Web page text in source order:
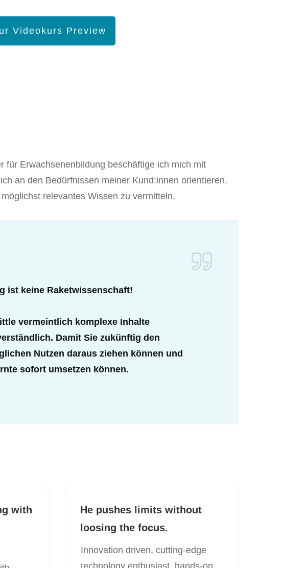
Videokurs Preview
für Erwachsenenbildung beschäftige ich mich mit
an den Bedürfnissen meiner Kund:innen orientieren.
relevantes Wissen zu vermitteln.
ist keine Raketwissenschaft!
vermeintlich komplexe Inhalte
Damit Sie zukünftig den
Nutzen daraus ziehen können und
sofort umsetzen können.
with
He pushes limits without
loosing the focus.
Innovation driven, cutting-edge
technology enthusiast, hands-on